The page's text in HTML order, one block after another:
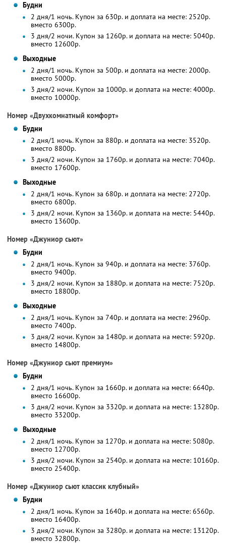
Будни
2 дня/1 ночь. Купон за 630р. и доплата на месте: 2520р.
вместо 6300р.
3 дня/2 ночи. Купон за 1260р. и доплата на месте: 5040р.
вместо 12600р.
Выходные
2 дня/1 ночь. Купон за 500р. и доплата на месте: 2000р.
вместо 5000р.
3 дня/2 ночи. Купон за 1000р. и доплата на месте: 4000р.
вместо 10000р.
Номер «Двухкомнатный комфорт»
Будни
2 дня/1 ночь. Купон за 880р. и доплата на месте: 3520р.
вместо 8800р.
3 дня/2 ночи. Купон за 1760р. и доплата на месте: 7040р.
вместо 17600р.
Выходные
2 дня/1 ночь. Купон за 680р. и доплата на месте: 2720р.
вместо 6800р.
3 дня/2 ночи. Купон за 1360р. и доплата на месте: 5440р.
вместо 13600р.
Номер «Джуниор сьют»
Будни
2 дня/1 ночь. Купон за 940р. и доплата на месте: 3760р.
вместо 9400р.
3 дня/2 ночи. Купон за 1880р. и доплата на месте: 7520р.
вместо 18800р.
Выходные
2 дня/1 ночь. Купон за 740р. и доплата на месте: 2960р.
вместо 7400р.
3 дня/2 ночи. Купон за 1480р. и доплата на месте: 5920р.
вместо 14800р.
Номер «Джуниор сьют премиум»
Будни
2 дня/1 ночь. Купон за 1660р. и доплата на месте: 6640р.
вместо 16600р.
3 дня/2 ночи. Купон за 3320р. и доплата на месте: 13280р.
вместо 33200р.
Выходные
2 дня/1 ночь. Купон за 1270р. и доплата на месте: 5080р.
вместо 12700р.
3 дня/2 ночи. Купон за 2540р. и доплата на месте: 10160р.
вместо 25400р.
Номер «Джуниор сьют классик клубный»
Будни
2 дня/1 ночь. Купон за 1640р. и доплата на месте: 6560р.
вместо 16400р.
3 дня/2 ночи. Купон за 3280р. и доплата на месте: 13120р.
вместо 32800р.